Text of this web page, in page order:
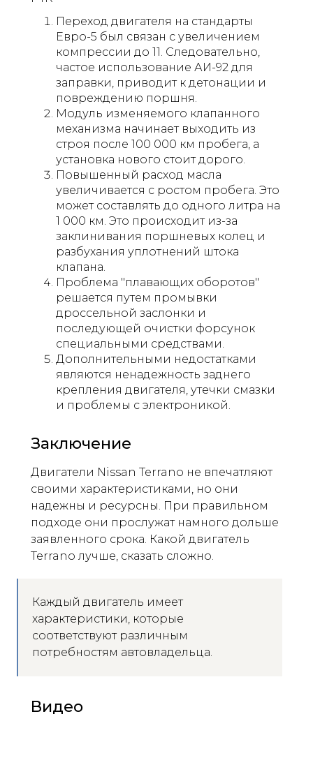
Переход двигателя на стандарты
Евро-5 был связан с увеличением
компрессии до 11. Следовательно,
частое использование АИ-92 для
заправки, приводит к детонации и
повреждению поршня.
Модуль изменяемого клапанного
механизма начинает выходить из
строя после 100 000 км пробега, а
установка нового стоит дорого.
Повышенный расход масла
увеличивается с ростом пробега. Это
может составлять до одного литра на
1 000 км. Это происходит из-за
заклинивания поршневых колец и
разбухания уплотнений штока
клапана.
Проблема "плавающих оборотов"
решается путем промывки
дроссельной заслонки и
последующей очистки форсунок
специальными средствами.
Дополнительными недостатками
являются ненадежность заднего
крепления двигателя, утечки смазки
и проблемы с электроникой.
Заключение
Двигатели Nissan Terrano не впечатляют
своими характеристиками, но они
надежны и ресурсны. При правильном
подходе они прослужат намного дольше
заявленного срока. Какой двигатель
Terrano лучше, сказать сложно.
Каждый двигатель имеет
характеристики, которые
соответствуют различным
потребностям автовладельца.
Видео